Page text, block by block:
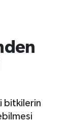
bitkilerin